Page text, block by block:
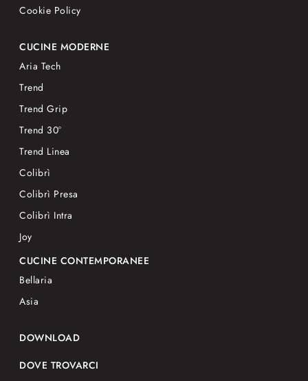
Cookie Policy
CUCINE MODERNE
Aria Tech
Trend
Trend Grip
Trend 30°
Trend Linea
Colibrì
Colibrì Presa
Colibrì Intra
Joy
CUCINE CONTEMPORANEE
Bellaria
Asia
DOWNLOAD
DOVE TROVARCI